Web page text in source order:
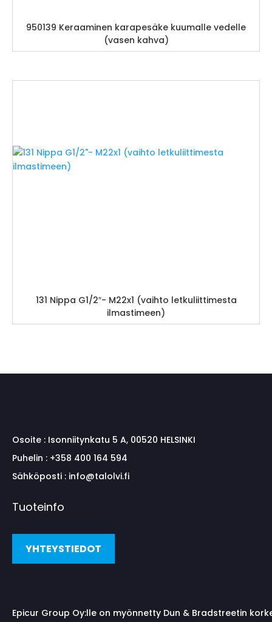
950139 Keraaminen karapesäke kuumalle vedelle
(vasen kahva)
131 Nippa G1/2″- M22x1 (vaihto letkuliittimesta
ilmastimeen)
Osoite : Isonniitynkatu 5 A, 00520 HELSINKI
Puhelin : +358 400 164 594
Sähköposti : info@talolvi.fi
Tuoteinfo
YHTEYSTIEDOT
Epicur Group Oy:lle on myönnetty Dun & Bradstreetin